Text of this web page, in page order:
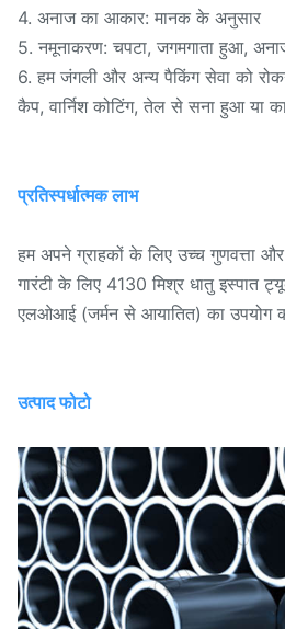
4. अनाज का आकार: मानक के अनुसार
5. नमूनाकरण: चपटा, जगमगाता हुआ,
6. हम जंगली और अन्य पैकिंग सेवा को
कैप, वार्निश कोटिंग, तेल से सना हुआ या
प्रतिस्पर्धात्मक लाभ
हम अपने ग्राहकों के लिए उच्च गुणवत्ता
गारंटी के लिए 4130 मिश्र धातु इस्पात
एलओआई (जर्मन से आयातित) का उपयोग
उत्पाद फोटो